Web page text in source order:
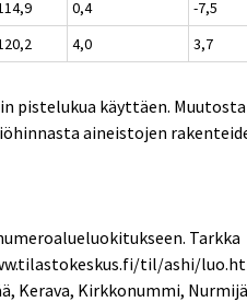
0,4 -7,5
4,0 3,7
pistelukua käyttäen.
aineistojen
Tarkka
til/ashi/
Kerava, Kirkkonummi,